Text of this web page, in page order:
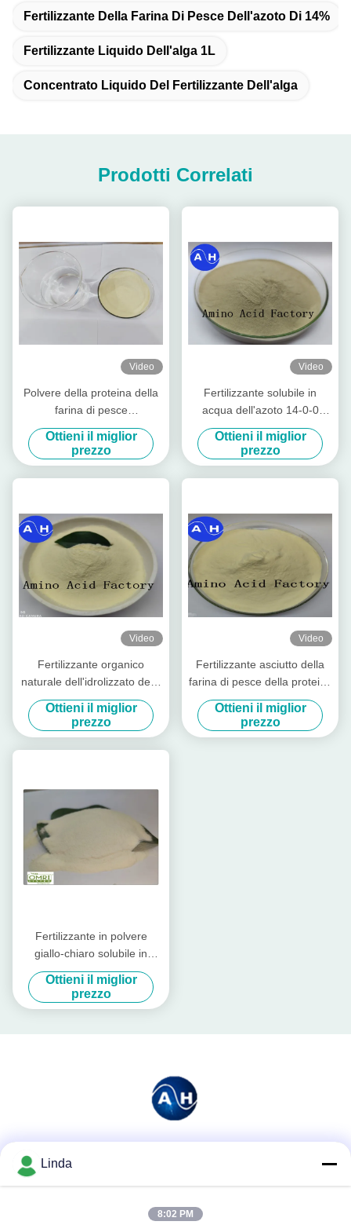
Fertilizzante Della Farina Di Pesce Dell'azoto Di 14%
Fertilizzante Liquido Dell'alga 1L
Concentrato Liquido Del Fertilizzante Dell'alga
Prodotti Correlati
Video
Polvere della proteina della
farina di pesce
dell'idrolizzato 80% estratta
dalla borsa 50lb del
merluzzo (15-1-1)
Ottieni il miglior
prezzo
Video
Fertilizzante solubile in
acqua dell'azoto 14-0-0
enzimatico animale della
polvere dell'aminoacido della
proteina
Ottieni il miglior
prezzo
Video
Fertilizzante organico
naturale dell'idrolizzato della
polvere della proteina di
pesce
Ottieni il miglior
prezzo
Video
Fertilizzante asciutto della
farina di pesce della proteina
pura estratto dall'idrolizzato
del merluzzo
Ottieni il miglior
prezzo
Fertilizzante in polvere
giallo-chiaro solubile in
acqua della proteina di
pesce con l'aminoacido di
80%
Ottieni il miglior
prezzo
Linda
8:02 PM